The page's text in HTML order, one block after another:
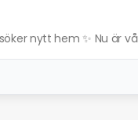
nytt hem ✨ Nu är